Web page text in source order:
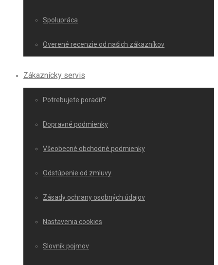
Spolupráca
Overené recenzie od našich zákazníkov
Zákaznícky servis
Potrebujete poradiť?
Dopravné podmienky
Všeobecné obchodné podmienky
Odstúpenie od zmluvy
Zásady ochrany osobných údajov
Nastavenia cookies
Slovník pojmov